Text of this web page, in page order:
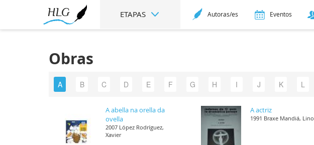
ETAPAS Autoras/es Eventos
Obras
A B C D E F G H I J K L
A abella na orella da
ovella
2007 López Rodríguez,
Xavier
A actriz
1991 Braxe Mandiá, Lino